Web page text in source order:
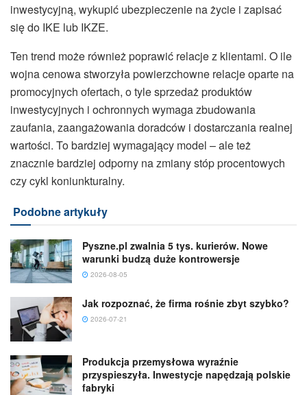
inwestycyjną, wykupić ubezpieczenie na życie i zapisać
się do IKE lub IKZE.
Ten trend może również poprawić relacje z klientami. O ile
wojna cenowa stworzyła powierzchowne relacje oparte na
promocyjnych ofertach, o tyle sprzedaż produktów
inwestycyjnych i ochronnych wymaga zbudowania
zaufania, zaangażowania doradców i dostarczania realnej
wartości. To bardziej wymagający model – ale też
znacznie bardziej odporny na zmiany stóp procentowych
czy cykl koniunkturalny.
Podobne artykuły
Pyszne.pl zwalnia 5 tys. kurierów. Nowe
warunki budzą duże kontrowersje
2026-08-05
Jak rozpoznać, że firma rośnie zbyt szybko?
2026-07-21
Produkcja przemysłowa wyraźnie
przyspieszyła. Inwestycje napędzają polskie
fabryki